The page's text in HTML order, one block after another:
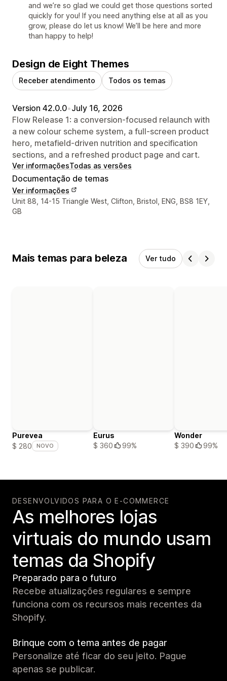
and we’re so glad we could get those questions sorted
quickly for you! If you need anything else at all as you
grow, please do let us know! We’ll be here and more
than happy to help!
Design de Eight Themes
Receber atendimento Todos os temas
Version 42.0.0•July 16, 2026
Flow Release 1: a conversion-focused relaunch with
a new colour scheme system, a full-screen product
hero, metafield-driven nutrition and specification
sections, and a refreshed product page and cart.
Ver informaçõesTodas as versões
Documentação de temas
Ver informações
Informações de contato do designer
Unit 88, 14-15 Triangle West, Clifton, Bristol, ENG, BS8 1EY,
GB
Mais temas para beleza Ver tudo
Purevea
$ 280
NOVO
Eurus
$ 360
99%
Wonder
$ 390
99%
DESENVOLVIDOS PARA O E-COMMERCE
As melhores lojas
virtuais do mundo usam
temas da Shopify
Preparado para o futuro
Recebe atualizações regulares e sempre
funciona com os recursos mais recentes da
Shopify.
Brinque com o tema antes de pagar
Personalize até ficar do seu jeito. Pague
apenas se publicar.